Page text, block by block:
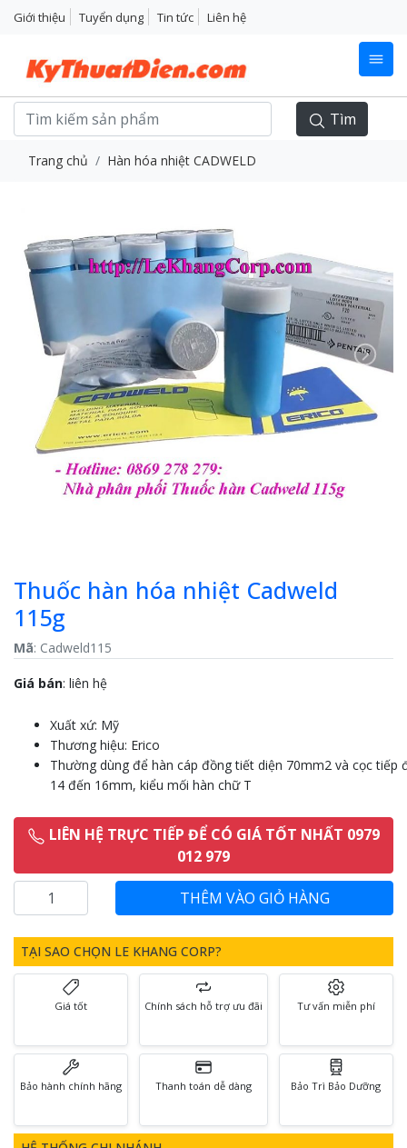
Giới thiệu Tuyển dụng Tin tức Liên hệ
Tìm
Trang chủ Hàn hóa nhiệt CADWELD
Previous Next
Thuốc hàn hóa nhiệt Cadweld
115g
Mã: Cadweld115
Giá bán: liên hệ
Xuất xứ: Mỹ
Thương hiệu: Erico
Thường dùng để hàn cáp đồng tiết diện 70mm2 và cọc tiếp
14 đến 16mm, kiểu mối hàn chữ T
LIÊN HỆ TRỰC TIẾP ĐỂ CÓ GIÁ TỐT NHẤT 0979
012 979
TẠI SAO CHỌN LE KHANG CORP?
Giá tốt Chính sách hỗ trợ ưu đãi Tư vấn miễn phí
Bảo hành chính hãng Thanh toán dễ dàng Bảo Trì Bảo Dưỡng